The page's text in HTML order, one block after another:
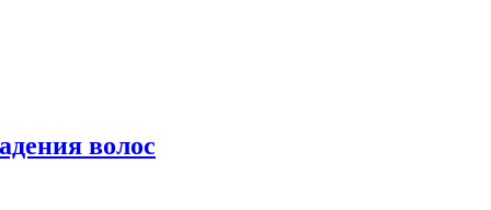
волос